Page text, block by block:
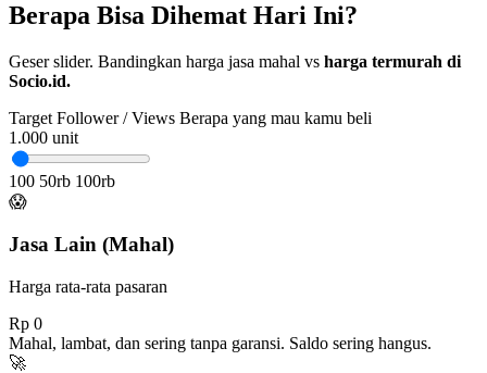
Berapa Bisa Dihemat Hari Ini?
Geser slider. Bandingkan harga jasa mahal vs harga termurah di
Socio.id.
Target Follower / Views Berapa yang mau kamu beli
1.000 unit
100 50rb 100rb
😱
Jasa Lain (Mahal)
Harga rata-rata pasaran
Rp 0
Mahal, lambat, dan sering tanpa garansi. Saldo sering hangus.
🚀